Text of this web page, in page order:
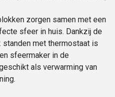
zorgen samen met een
sfeer in huis. Dankzij de
standen met thermostaat is
sfeermaker in de
als verwarming van